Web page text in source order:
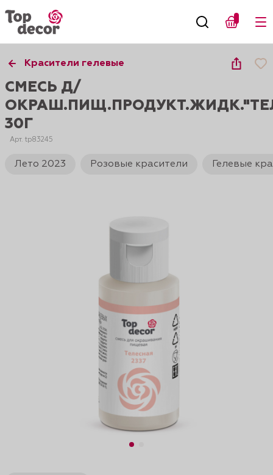
Красители гелевые
СМЕСЬ Д/
30Г
Арт. tp83245
Лето 2023 Розовые красители Гелевые